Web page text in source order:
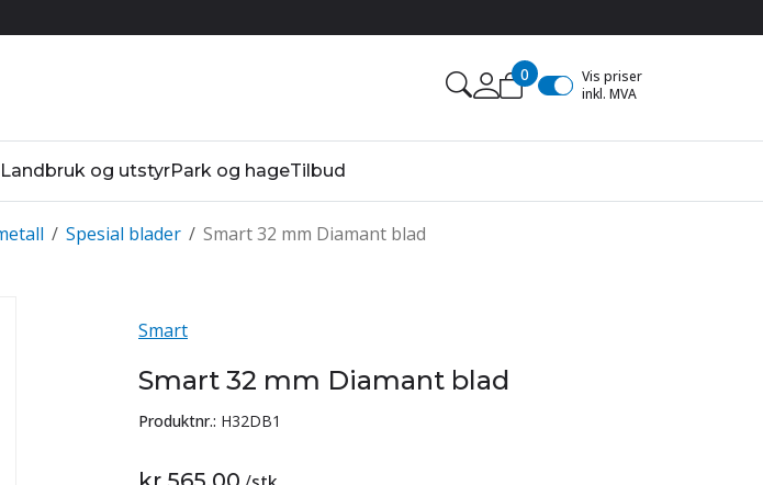
0
Vis priser
inkl. MVA
Landbruk og utstyrPark og hageTilbud
/ /
Spesial blader Smart 32 mm Diamant blad
Smart
Smart 32 mm Diamant blad
Produktnr.: H32DB1